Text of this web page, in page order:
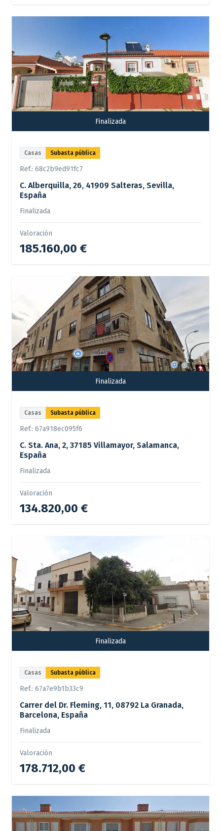
Finalizada
Casas Subasta pública
Ref.: 68c2b9ed91fc7
C. Alberquilla, 26, 41909 Salteras, Sevilla,
España
Finalizada
Valoración
185.160,00 €
Finalizada
Casas Subasta pública
Ref.: 67a918ec095f6
C. Sta. Ana, 2, 37185 Villamayor, Salamanca,
España
Finalizada
Valoración
134.820,00 €
Finalizada
Casas Subasta pública
Ref.: 67a7e9b1b33c9
Carrer del Dr. Fleming, 11, 08792 La Granada,
Barcelona, España
Finalizada
Valoración
178.712,00 €